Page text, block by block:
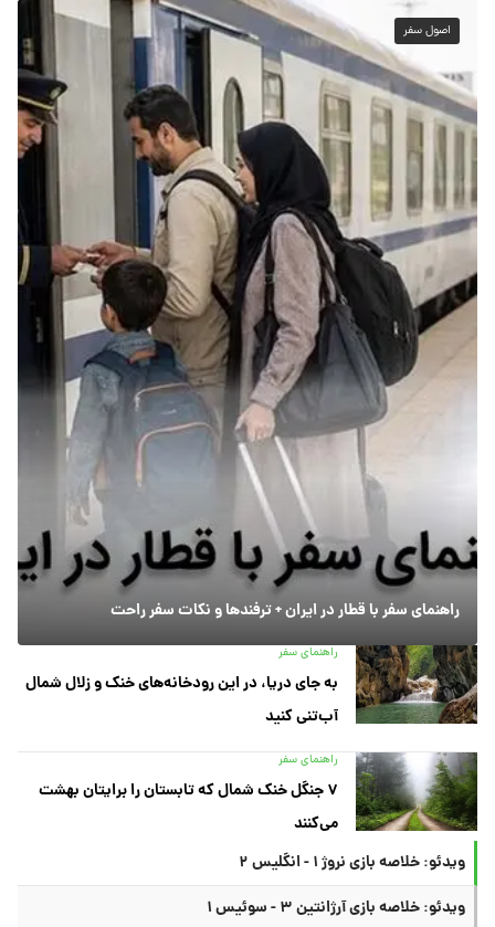
اصول سفر
راهنمای سفر با قطار در ایران + ترفندها و نکات سفر راحت
راهنمای سفر
به جای دریا، در این رودخانه‌های خنک و زلال شمال
آب‌تنی کنید
راهنمای سفر
۷ جنگل خنک شمال که تابستان را برایتان بهشت
می‌کنند
ویدئو: خلاصه بازی نروژ ۱ - انگلیس ۲
ویدئو: خلاصه بازی آرژانتین ۳ - سوئیس ۱